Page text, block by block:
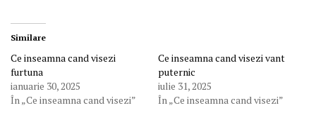
Similare
Ce inseamna cand visezi
furtuna
ianuarie 30, 2025
În „Ce inseamna cand visezi”
Ce inseamna cand visezi vant
puternic
iulie 31, 2025
În „Ce inseamna cand visezi”